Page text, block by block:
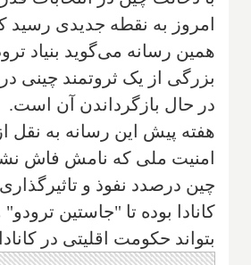
امروز به نقطه جدیدی رسید
همین رسانه می‌گوید بنیاد
بزرگی از یک ثروتمند چینی
در حال بازگرداندن آن است.
هفته پیش این رسانه به نقل
امنیت ملی که نامش فاش
چین درصدد نفوذ و
کانادا بوده تا "جاستین
بتواند حکومت اقلیتی در